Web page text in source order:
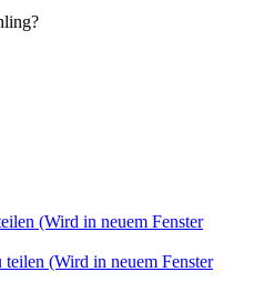
(Wird in neuem Fenster
(Wird in neuem Fenster